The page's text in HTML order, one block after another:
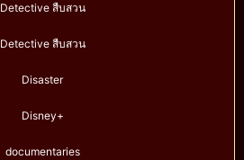
Detective สืบสวน
Detective สืบสวน
Disaster
Disney+
documentaries